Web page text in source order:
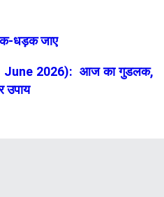
धड़क जाए
June 2026): आज का गुडलक,
उपाय